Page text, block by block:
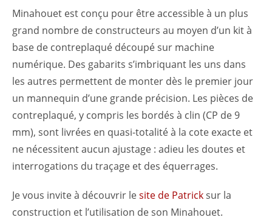
Minahouet est conçu pour être accessible à un plus
grand nombre de constructeurs au moyen d’un kit à
base de contreplaqué découpé sur machine
numérique. Des gabarits s’imbriquant les uns dans
les autres permettent de monter dès le premier jour
un mannequin d’une grande précision. Les pièces de
contreplaqué, y compris les bordés à clin (CP de 9
mm), sont livrées en quasi-totalité à la cote exacte et
ne nécessitent aucun ajustage : adieu les doutes et
interrogations du traçage et des équerrages.
Je vous invite à découvrir lesite de Patricksur la
construction et l’utilisation de son Minahouet.